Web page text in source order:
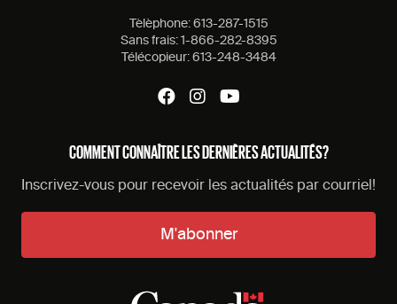
Tèlèphone: 613-287-1515
Sans frais: 1-866-282-8395
Télécopieur: 613-248-3484
COMMENT CONNAÎTRE LES DERNIÈRES ACTUALITÉS?
Inscrivez-vous pour recevoir les actualités par courriel!
M'abonner